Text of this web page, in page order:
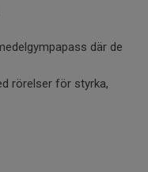
där de
rörelser för styrka,